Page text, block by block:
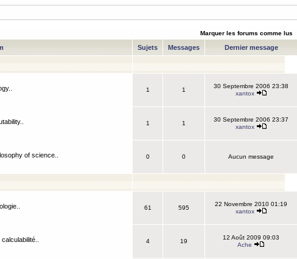
Marquer les forums comme lus
Sujets Messages Dernier message
1 1
30 Septembre 2006 23:38
xantox
1 1
30 Septembre 2006 23:37
xantox
of science..
0 0 Aucun message
61 595
22 Novembre 2010 01:19
xantox
4 19
12 Août 2009 09:03
Ache